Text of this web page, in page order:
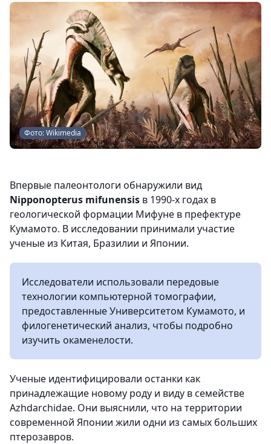
Фото: Wikimedia
Впервые палеонтологи обнаружили вид
Nipponopterus mifunensis в 1990-х годах в
геологической формации Мифуне в префектуре
Кумамото. В исследовании принимали участие
ученые из Китая, Бразилии и Японии.
Исследователи использовали передовые
технологии компьютерной томографии,
предоставленные Университетом Кумамото, и
филогенетический анализ, чтобы подробно
изучить окаменелости.
Ученые идентифицировали останки как
принадлежащие новому роду и виду в семействе
Azhdarchidae. Они выяснили, что на территории
современной Японии жили одни из самых больших
птерозавров.